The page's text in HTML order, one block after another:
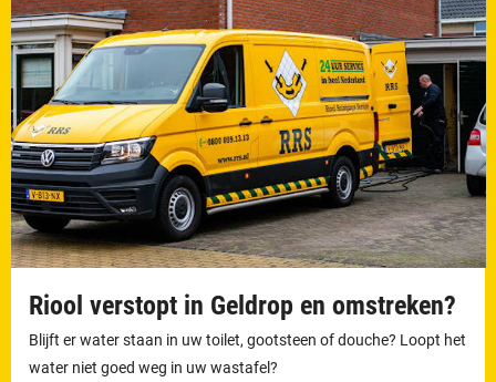
Riool verstopt in Geldrop en omstreken?
Blijft er water staan in uw toilet, gootsteen of douche? Loopt het
water niet goed weg in uw wastafel?